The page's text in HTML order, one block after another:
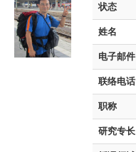
状态
姓名
电子邮件
联络电话
职称
研究专长